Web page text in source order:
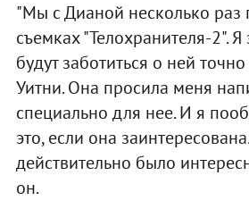
"Мы с Дианой несколько раз
съемках "Телохранителя-2". Я
будут заботиться о ней
Уитни. Она просила меня
специально для нее. И я
это, если она
действительно было
он.